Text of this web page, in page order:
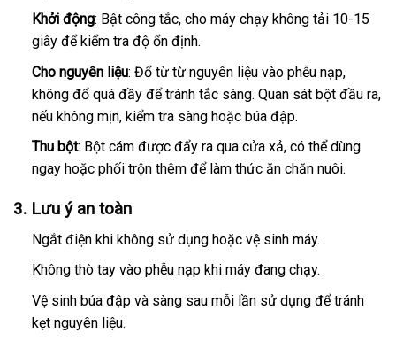
Khởi động: Bật công tắc, cho máy chạy không tải 10-15
giây để kiểm tra độ ổn định.
Cho nguyên liệu: Đổ từ từ nguyên liệu vào phễu nạp,
không đổ quá đầy để tránh tắc sàng. Quan sát bột đầu ra,
nếu không mịn, kiểm tra sàng hoặc búa đập.
Thu bột: Bột cám được đẩy ra qua cửa xả, có thể dùng
ngay hoặc phối trộn thêm để làm thức ăn chăn nuôi.
3. Lưu ý an toàn
Ngắt điện khi không sử dụng hoặc vệ sinh máy.
Không thò tay vào phễu nạp khi máy đang chạy.
Vệ sinh búa đập và sàng sau mỗi lần sử dụng để tránh
kẹt nguyên liệu.